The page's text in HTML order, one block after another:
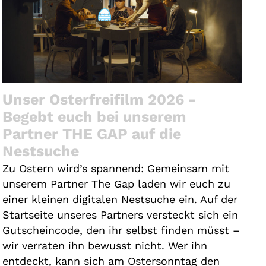
Unser Osterfreifilm 2026 -
Begebt euch bei unserem
Partner THE GAP auf die
Nestsuche
Zu Ostern wird’s spannend: Gemeinsam mit
unserem Partner The Gap laden wir euch zu
einer kleinen digitalen Nestsuche ein. Auf der
Startseite unseres Partners versteckt sich ein
Gutscheincode, den ihr selbst finden müsst –
wir verraten ihn bewusst nicht. Wer ihn
entdeckt, kann sich am Ostersonntag den